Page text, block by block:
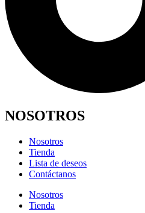
NOSOTROS
Nosotros
Tienda
Lista de deseos
Contáctanos
Nosotros
Tienda